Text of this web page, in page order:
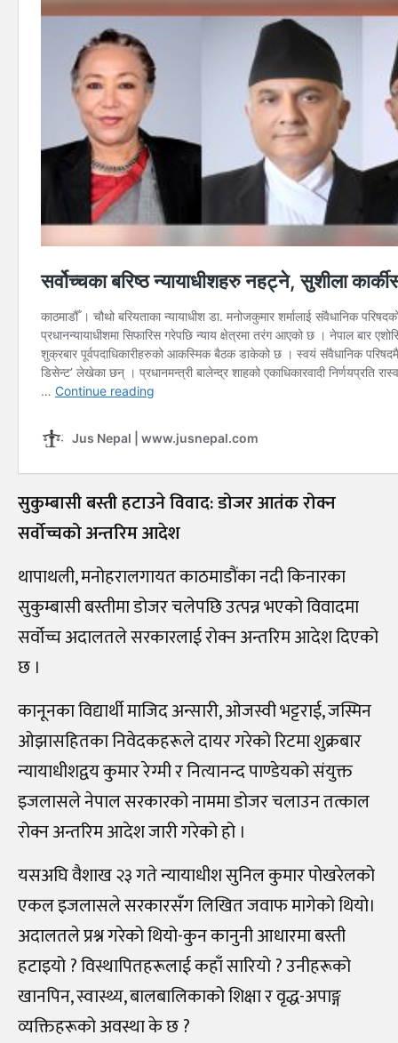
सुकुम्बासी बस्ती हटाउने विवाद: डोजर आतंक रोक्न
सर्वोच्चको अन्तरिम आदेश
थापाथली, मनोहरालगायत काठमाडौंका नदी किनारका
सुकुम्बासी बस्तीमा डोजर चलेपछि उत्पन्न भएको विवादमा
सर्वोच्च अदालतले सरकारलाई रोक्न अन्तरिम आदेश दिएको
छ ।
कानूनका विद्यार्थी माजिद अन्सारी, ओजस्वी भट्टराई, जस्मिन
ओझासहितका निवेदकहरूले दायर गरेको रिटमा शुक्रबार
न्यायाधीशद्वय कुमार रेग्मी र नित्यानन्द पाण्डेयको संयुक्त
इजलासले नेपाल सरकारको नाममा डोजर चलाउन तत्काल
रोक्न अन्तरिम आदेश जारी गरेको हो ।
यसअघि वैशाख २३ गते न्यायाधीश सुनिल कुमार पोखरेलको
एकल इजलासले सरकारसँग लिखित जवाफ मागेको थियो।
अदालतले प्रश्न गरेको थियो-कुन कानुनी आधारमा बस्ती
हटाइयो ? विस्थापितहरूलाई कहाँ सारियो ? उनीहरूको
खानपिन, स्वास्थ्य, बालबालिकाको शिक्षा र वृद्ध-अपाङ्ग
व्यक्तिहरूको अवस्था के छ ?